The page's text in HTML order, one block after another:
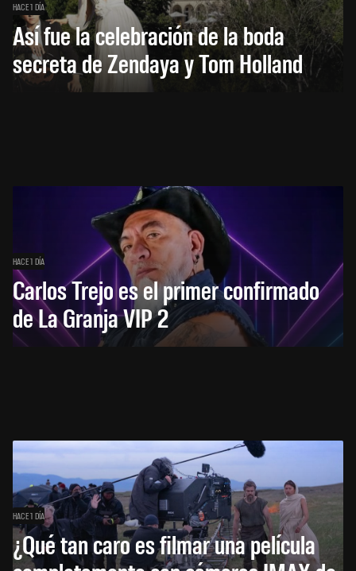
HACE 1 DÍA
Así fue la celebración de la boda
secreta de Zendaya y Tom Holland
HACE 1 DÍA
Carlos Trejo es el primer confirmado
de La Granja VIP 2
HACE 1 DÍA
¿Qué tan caro es filmar una película